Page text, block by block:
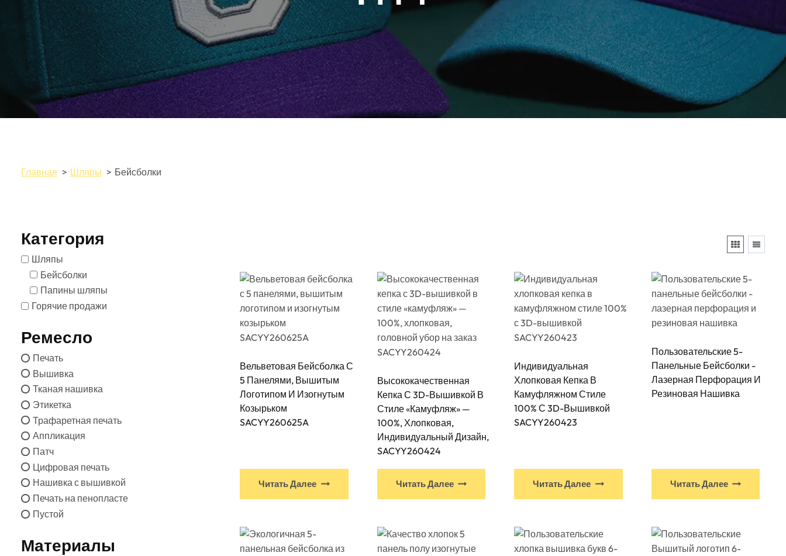
Главная Шляпы Бейсболки
Вельветовая Бейсболка С
5 Панелями, Вышитым
Логотипом И Изогнутым
Козырьком
SACYY260625A
Читать Далее
Высококачественная
Кепка С 3D-Вышивкой В
Стиле «камуфляж» —
100%, Хлопковая,
Индивидуальный Дизайн,
SACYY260424
Читать Далее
Индивидуальная
Хлопковая Кепка В
Камуфляжном Стиле
100% С 3D-Вышивкой
SACYY260423
Читать Далее
Пользовательские 5-
Панельные Бейсболки -
Лазерная Перфорация И
Резиновая Нашивка
Читать Далее
Категория
Шляпы
Бейсболки
Папины шляпы
Горячие продажи
Ремесло
Печать
Вышивка
Тканая нашивка
Этикетка
Трафаретная печать
Аппликация
Патч
Цифровая печать
Нашивка с вышивкой
Печать на пенопласте
Пустой
Материалы